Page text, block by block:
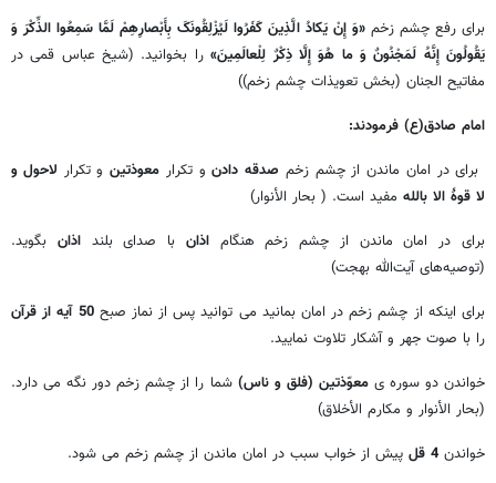
برای رفع چشم زخم«وَ إِنْ یَکادُ الَّذِینَ‏ کَفَرُوا لَیُزْلِقُونَکَ بِأَبْصارِهِمْ لَمَّا سَمِعُوا الذِّکْرَ وَ
یَقُولُونَ إِنَّهُ لَمَجْنُونٌ‏ وَ ما هُوَ إِلَّا ذِکْرٌ لِلْعالَمِینَ»را بخوانید. (شیخ عباس قمی در
مفاتیح الجنان (بخش تعویذات چشم زخم))
امام صادق(ع) فرمودند:
برای در امان ماندن از چشم زخم صدقه دادنو تکرار معوذتینو تکرار لاحول و
لا قوۀ الا بالله مفید است. ( بحار الأنوار)
برای در امان ماندن از چشم زخم هنگام اذان با صدای بلنداذان بگوید.
(توصیه‌های آیت‌الله بهجت)
برای اینکه از چشم زخم در امان بمانید می توانید پس از نماز صبح50 آیه از قرآن
را با صوت جهر و آشکار تلاوت نمایید.
خواندن دو سوره یمعوّذتین (فلق و ناس) شما را از چشم زخم دور نگه می دارد.
(بحار الأنوار و مکارم الأخلاق)
خواندن4 قل
پیش از خواب سبب در امان ماندن از چشم زخم می شود.